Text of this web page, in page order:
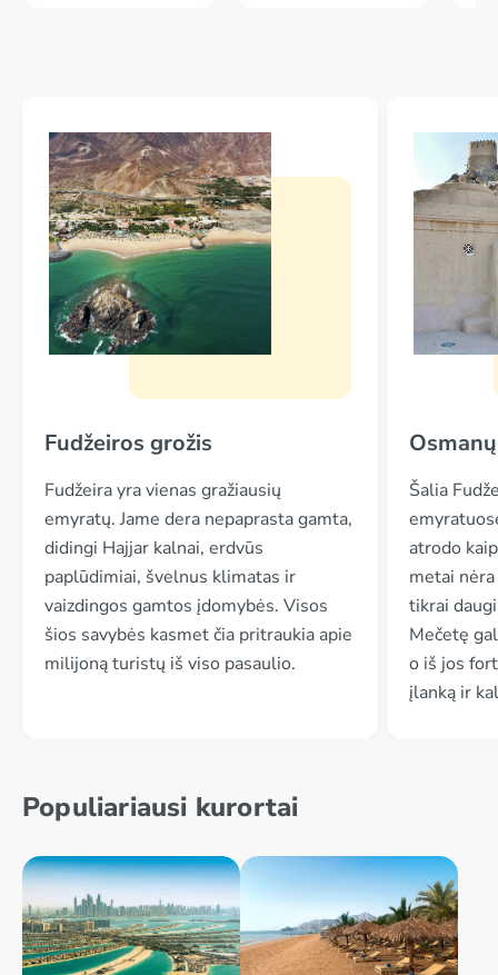
Fudžeiros grožis
Fudžeira yra vienas gražiausių
emyratų. Jame dera nepaprasta gamta,
didingi Hajjar kalnai, erdvūs
paplūdimiai, švelnus klimatas ir
vaizdingos gamtos įdomybės. Visos
šios savybės kasmet čia pritraukia apie
milijoną turistų iš viso pasaulio.
Šalia
atrodo
metai
tikrai
Mečetę
o iš jos
įlanką ir
Populiariausi kurortai